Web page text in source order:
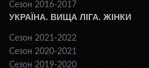
Сезон 2016-2017
УКРАЇНА. ВИЩА ЛІГА. ЖІНКИ
Сезон 2021-2022
Сезон 2020-2021
Сезон 2019-2020